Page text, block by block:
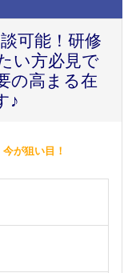
可能！研修
い方必見で
の高まる在
♪
今が狙い目！